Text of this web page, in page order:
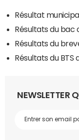
Résultat
Résultats du bac
Résultats du
Résultats du BTS
NEWSLETTER